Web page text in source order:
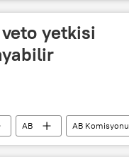
veto yetkisi
AB
AB Komisyonu
Batı
Politico